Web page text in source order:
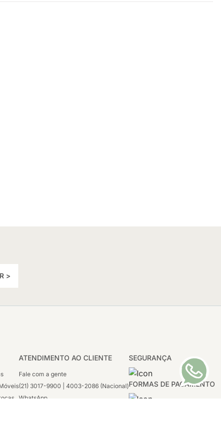
>
SEGURANÇA
FORMAS DE PAGAMENTO
ATENDIMENTO AO CLIENTE
Fale com a gente
(21) 3017-9900 | 4003-2086 (Nacional)
WhatsApp